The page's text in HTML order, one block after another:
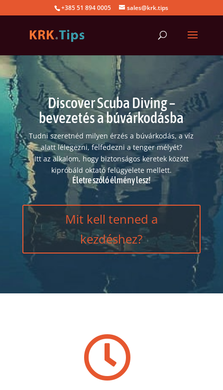
+385 51 894 0005 sales@krk.tips
Discover Scuba Diving –
bevezetés a búvárkodásba
Tudni szeretnéd milyen érzés a búvárkodás, a víz
alatt lélegezni, felfedezni a tenger mélyét?
Itt az alkalom, hogy biztonságos keretek között
kipróbáld oktató felügyelete mellett.
Életre szóló élmény lesz!
Mit kell tenned a
kezdéshez?
